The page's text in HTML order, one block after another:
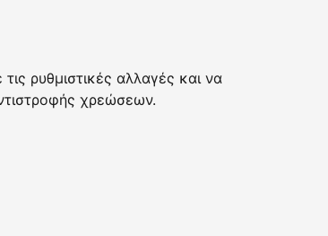
ρυθμιστικές αλλαγές και να
χρεώσεων.